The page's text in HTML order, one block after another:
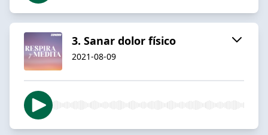
3. Sanar dolor físico
2021-08-09